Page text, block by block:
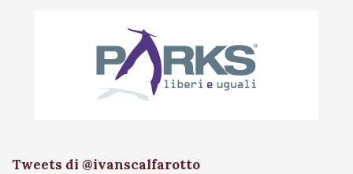
Tweets di @ivanscalfarotto